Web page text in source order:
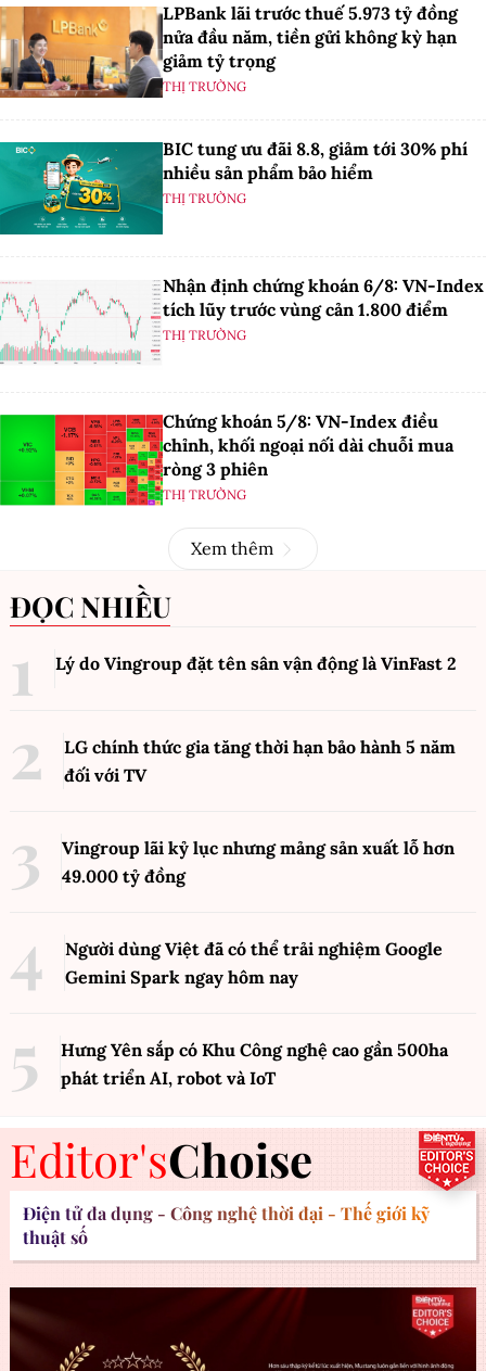
LPBank lãi trước thuế 5.973 tỷ đồng
nửa đầu năm, tiền gửi không kỳ hạn
giảm tỷ trọng
THỊ TRƯỜNG
BIC tung ưu đãi 8.8, giảm tới 30% phí
nhiều sản phẩm bảo hiểm
THỊ TRƯỜNG
Nhận định chứng khoán 6/8: VN-Index
tích lũy trước vùng cản 1.800 điểm
THỊ TRƯỜNG
Chứng khoán 5/8: VN-Index điều
chỉnh, khối ngoại nối dài chuỗi mua
ròng 3 phiên
THỊ TRƯỜNG
Xem thêm
ĐỌC NHIỀU
Lý do Vingroup đặt tên sân vận động là VinFast 2
LG chính thức gia tăng thời hạn bảo hành 5 năm
đối với TV
Vingroup lãi kỷ lục nhưng mảng sản xuất lỗ hơn
49.000 tỷ đồng
Người dùng Việt đã có thể trải nghiệm Google
Gemini Spark ngay hôm nay
Hưng Yên sắp có Khu Công nghệ cao gần 500ha
phát triển AI, robot và IoT
Editor'sChoise
Điện tử đa dụng - Công nghệ thời đại - Thế giới kỹ
thuật số